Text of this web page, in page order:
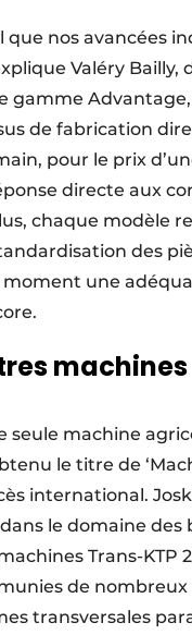
que nos avancées
Valéry
gamme
de fabrication
pour le prix
directe aux
chaque modèle
des
une
machines
seule machine
le titre de
international.
le domaine
Trans-KTP
de
transversales